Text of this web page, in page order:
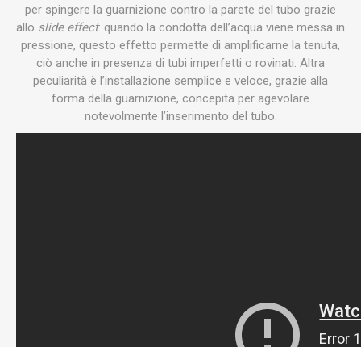
per spingere la guarnizione contro la parete del tubo grazie
allo slide effect: quando la condotta dell’acqua viene messa in
pressione, questo effetto permette di amplificarne la tenuta,
ciò anche in presenza di tubi imperfetti o rovinati. Altra
peculiarità è l’installazione semplice e veloce, grazie alla
forma della guarnizione, concepita per agevolare
notevolmente l’inserimento del tubo.